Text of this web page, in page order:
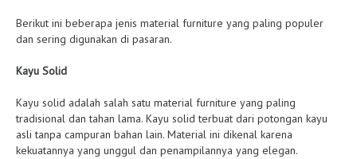
Berikut ini beberapa jenis material furniture yang paling populer
dan sering digunakan di pasaran.
Kayu Solid
Kayu solid adalah salah satu material furniture yang paling
tradisional dan tahan lama. Kayu solid terbuat dari potongan kayu
asli tanpa campuran bahan lain. Material ini dikenal karena
kekuatannya yang unggul dan penampilannya yang elegan.